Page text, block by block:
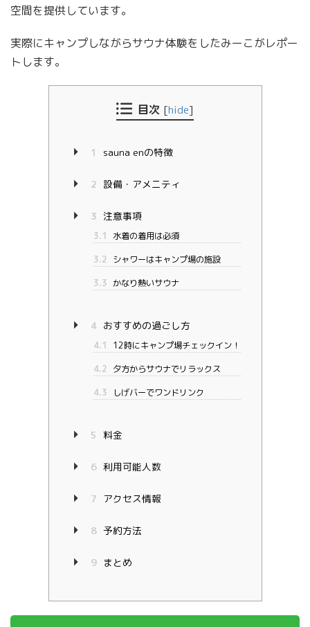
空間を提供しています。
実際にキャンプしながらサウナ体験をしたみーこがレポー
トします。
目次 [hide]
1 sauna enの特徴
2 設備・アメニティ
3 注意事項
3.1
水着の着用は必須
3.2 シャワーはキャンプ場の施設
3.3 かなり熱いサウナ
4 おすすめの過ごし方
4.1
12時にキャンプ場チェックイン！
4.2 夕方からサウナでリラックス
4.3
しげバーでワンドリンク
5 料金
6 利用可能人数
7 アクセス情報
8 予約方法
9 まとめ